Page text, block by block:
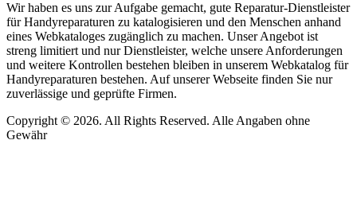
Wir haben es uns zur Aufgabe gemacht, gute Reparatur-Dienstleister
für Handyreparaturen zu katalogisieren und den Menschen anhand
eines Webkataloges zugänglich zu machen. Unser Angebot ist
streng limitiert und nur Dienstleister, welche unsere Anforderungen
und weitere Kontrollen bestehen bleiben in unserem Webkatalog für
Handyreparaturen bestehen. Auf unserer Webseite finden Sie nur
zuverlässige und geprüfte Firmen.
Copyright © 2026. All Rights Reserved. Alle Angaben ohne
Gewähr